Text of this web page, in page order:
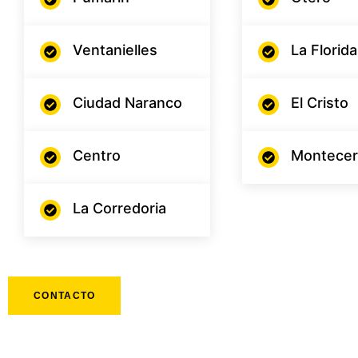
Ventanielles
Ciudad Naranco
Centro
La Corredoria
La Florida
El Cristo
CONTACTO